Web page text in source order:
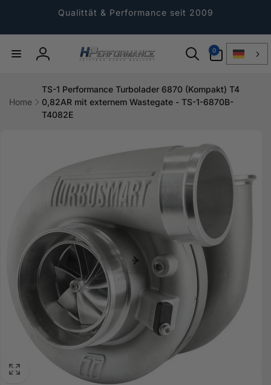
Qualittät & Performance seit 2009
Einloggen
0
Artikel
Home
TS-1 Performance Turbolader 6870 (Kompakt) T4
0,82AR mit externem Wastegate - TS-1-6870B-
T4082E